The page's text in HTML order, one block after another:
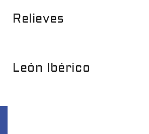
Relieves
León Ibérico